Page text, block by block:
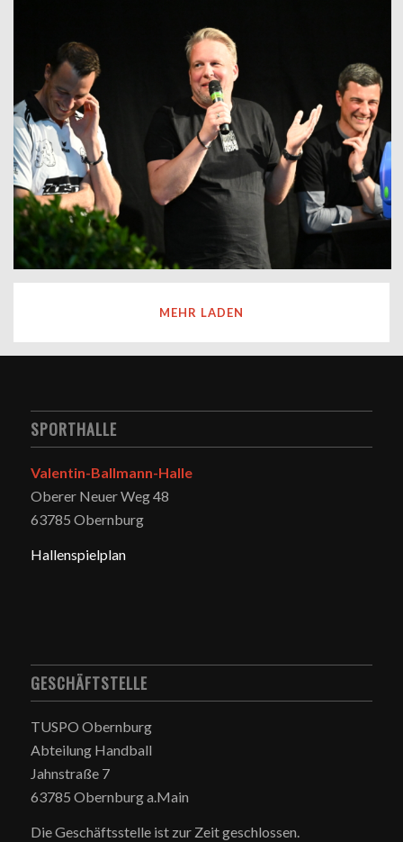
MEHR LADEN
SPORTHALLE
Valentin-Ballmann-Halle
Oberer Neuer Weg 48
63785 Obernburg
Hallenspielplan
GESCHÄFTSTELLE
TUSPO Obernburg
Abteilung Handball
Jahnstraße 7
63785 Obernburg a.Main
Die Geschäftsstelle ist zur Zeit geschlossen.